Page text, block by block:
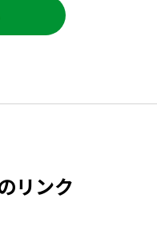
リンク